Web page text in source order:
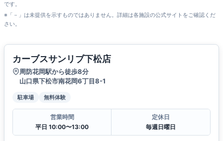
です。
※「－」は未提供を示すものではありません。詳細は各施設の公式サイトをご確認くだ
さい。
カーブスサンリブ下松店
周防花岡駅から徒歩8分
山口県下松市南花岡6丁目8-1
駐車場 無料体験
営業時間
平日 10:00〜13:00
定休日
毎週日曜日